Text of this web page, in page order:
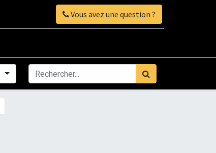
Vous avez une question ?